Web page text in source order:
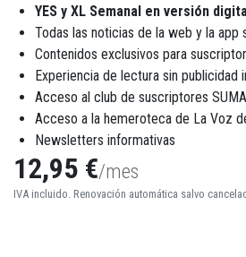
YES y XL Semanal en versión
Todas las noticias de la web y la app
Contenidos exclusivos para
Experiencia de lectura sin publicidad
Acceso al club de suscriptores
Acceso a la hemeroteca de La Voz
Newsletters informativas
12,95 €/mes
IVA incluido. Renovación automática salvo